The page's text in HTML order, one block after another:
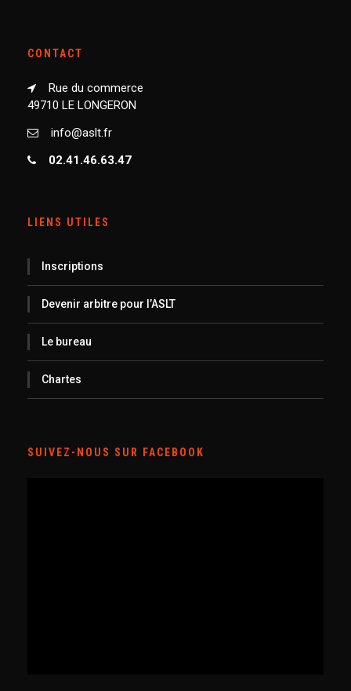
CONTACT
Rue du commerce
49710 LE LONGERON
info@aslt.fr
02.41.46.63.47
LIENS UTILES
Inscriptions
Devenir arbitre pour l’ASLT
Le bureau
Chartes
SUIVEZ-NOUS SUR FACEBOOK